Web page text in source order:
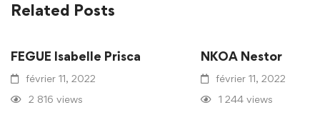
Related Posts
FEGUE Isabelle Prisca
février 11, 2022
2 816 views
NKOA Nestor
février 11, 2022
1 244 views